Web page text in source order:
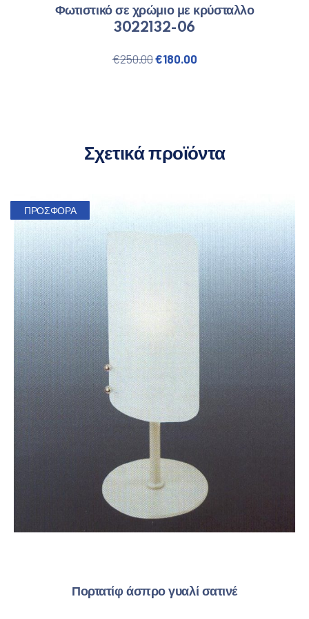
Φωτιστικό σε χρώμιο με κρύσταλλο
3022132-06
€250.00Original price was: €250.00.
€180.00Η τρέχουσα τιμή
Σχετικά προϊόντα
ΠΡΟΣΦΟΡΆ
Πορτατίφ άσπρο γυαλί σατινέ